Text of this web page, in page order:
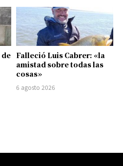
de Falleció Luis Cabrer: «la
amistad sobre todas las
cosas»
6 agosto 2026